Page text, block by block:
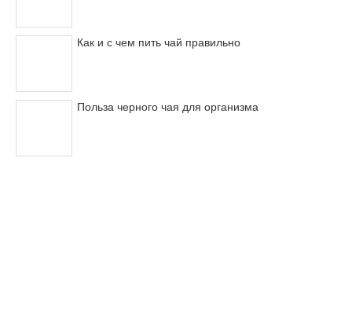
Как и с чем пить чай правильно
Польза черного чая для организма